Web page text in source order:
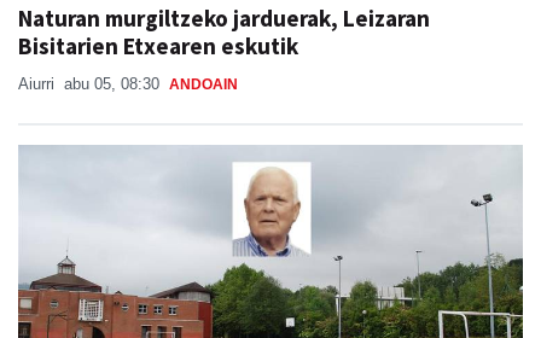
Naturan murgiltzeko jarduerak, Leizaran
Bisitarien Etxearen eskutik
Aiurri abu 05, 08:30 ANDOAIN